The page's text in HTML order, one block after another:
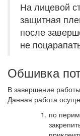
На лицевой
защитная
после
не
Обшивка
В завершение
Данная работа
по